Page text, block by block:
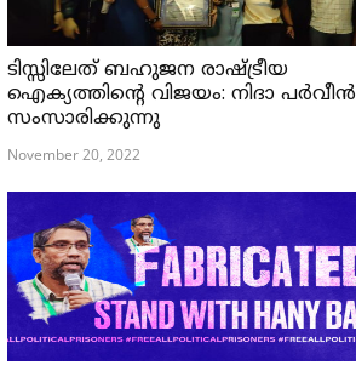
ടിസ്സിലേത് ബഹുജന രാഷ്ട്രീയ
ഐക്യത്തിന്റെ വിജയം: നിദാ പർവീൻ
സംസാരിക്കുന്നു
November 20, 2022